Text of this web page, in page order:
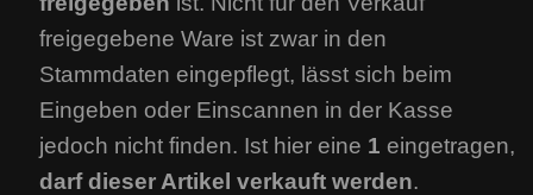
freigegebene Ware ist zwar in den
Stammdaten eingepflegt, lässt sich beim
Eingeben oder Einscannen in der Kasse
jedoch nicht finden. Ist hier eine 1 eingetragen,
darf dieser Artikel verkauft werden.